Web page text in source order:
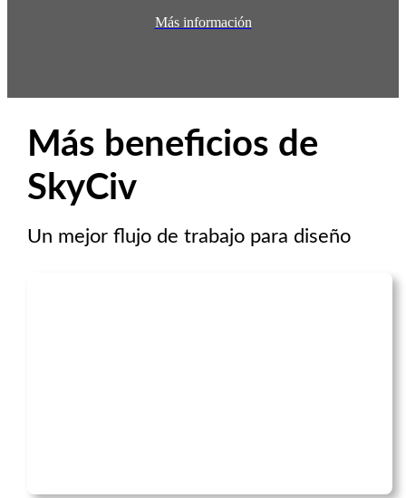
Más información
Más beneficios de
SkyCiv
Un mejor flujo de trabajo para diseño